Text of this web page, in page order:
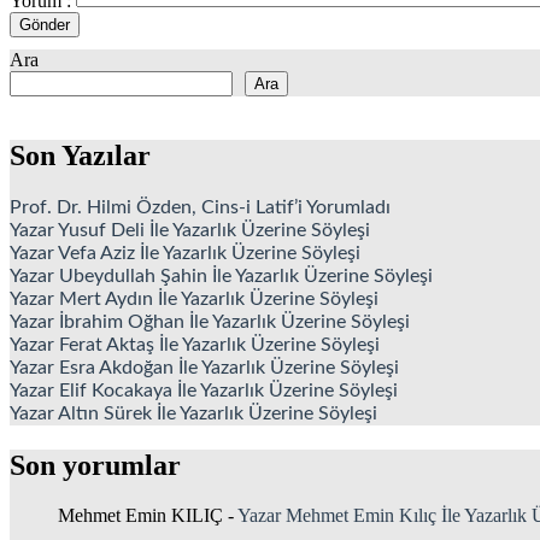
Ara
Ara
Son Yazılar
Prof. Dr. Hilmi Özden, Cins-i Latif’i Yorumladı
Yazar Yusuf Deli İle Yazarlık Üzerine Söyleşi
Yazar Vefa Aziz İle Yazarlık Üzerine Söyleşi
Yazar Ubeydullah Şahin İle Yazarlık Üzerine Söyleşi
Yazar Mert Aydın İle Yazarlık Üzerine Söyleşi
Yazar İbrahim Oğhan İle Yazarlık Üzerine Söyleşi
Yazar Ferat Aktaş İle Yazarlık Üzerine Söyleşi
Yazar Esra Akdoğan İle Yazarlık Üzerine Söyleşi
Yazar Elif Kocakaya İle Yazarlık Üzerine Söyleşi
Yazar Altın Sürek İle Yazarlık Üzerine Söyleşi
Son yorumlar
Mehmet Emin KILIÇ -Yazar Mehmet Emin Kılıç İle Yazarlık